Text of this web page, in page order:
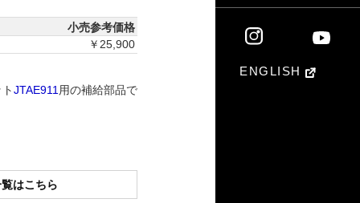
ENGLISH
小売参考価格
￥25,900
JTAE911 用の補給部品で
はこちら